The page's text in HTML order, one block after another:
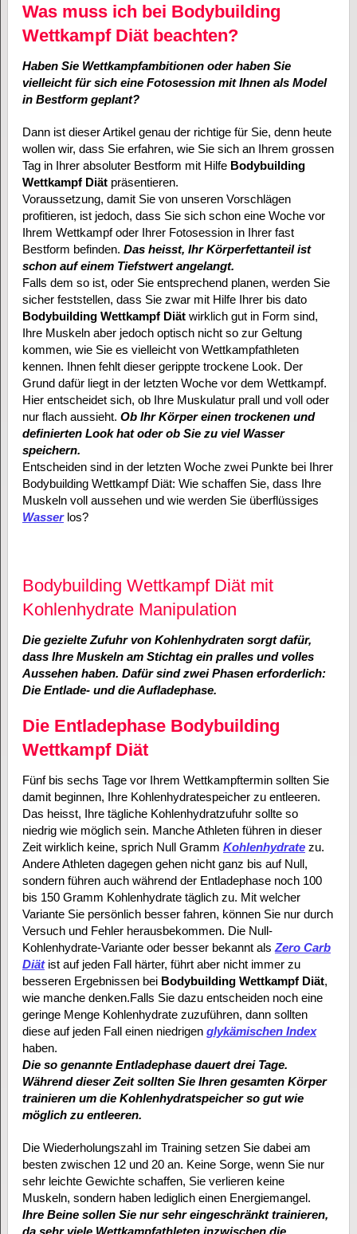
Was muss ich bei Bodybuilding
Wettkampf Diät beachten?
Haben Sie Wettkampfambitionen oder haben Sie
vielleicht für sich eine Fotosession mit Ihnen als Model
in Bestform geplant?
Dann ist dieser Artikel genau der richtige für Sie, denn heute
wollen wir, dass Sie erfahren, wie Sie sich an Ihrem grossen
Tag in Ihrer absoluter Bestform mit Hilfe Bodybuilding
Wettkampf Diätpräsentieren.
Voraussetzung, damit Sie von unseren Vorschlägen
profitieren, ist jedoch, dass Sie sich schon eine Woche vor
Ihrem Wettkampf oder Ihrer Fotosession in Ihrer fast
Bestform befinden. Das heisst, Ihr Körperfettanteil ist
schon auf einem Tiefstwert angelangt.
Falls dem so ist, oder Sie entsprechend planen, werden Sie
sicher feststellen, dass Sie zwar mit Hilfe Ihrer bis dato
Bodybuilding Wettkampf Diätwirklich gut in Form sind,
Ihre Muskeln aber jedoch optisch nicht so zur Geltung
kommen, wie Sie es vielleicht von Wettkampfathleten
kennen. Ihnen fehlt dieser gerippte trockene Look. Der
Grund dafür liegt in der letzten Woche vor dem Wettkampf.
Hier entscheidet sich, ob Ihre Muskulatur prall und voll oder
nur flach aussieht. Ob Ihr Körper einen trockenen und
definierten Look hat oder ob Sie zu viel Wasser
speichern.
Entscheiden sind in der letzten Woche zwei Punkte bei Ihrer
Bodybuilding Wettkampf Diät: Wie schaffen Sie, dass Ihre
Muskeln voll aussehen und wie werden Sie überflüssiges
Wasserlos?
Bodybuilding Wettkampf Diät mit
Kohlenhydrate Manipulation
Die gezielte Zufuhr von Kohlenhydraten sorgt dafür,
dass Ihre Muskeln am Stichtag ein pralles und volles
Aussehen haben. Dafür sind zwei Phasen erforderlich:
Die Entlade- und die Aufladephase.
Die Entladephase Bodybuilding
Wettkampf Diät
Fünf bis sechs Tage vor Ihrem Wettkampftermin sollten Sie
damit beginnen, Ihre Kohlenhydratespeicher zu entleeren.
Das heisst, Ihre tägliche Kohlenhydratzufuhr sollte so
niedrig wie möglich sein. Manche Athleten führen in dieser
Zeit wirklich keine, sprich Null Gramm Kohlenhydratezu.
Andere Athleten dagegen gehen nicht ganz bis auf Null,
sondern führen auch während der Entladephase noch 100
bis 150 Gramm Kohlenhydrate täglich zu. Mit welcher
Variante Sie persönlich besser fahren, können Sie nur durch
Versuch und Fehler herausbekommen. Die Null-
Kohlenhydrate-Variante oder besser bekannt als Zero Carb
Diätist auf jeden Fall härter, führt aber nicht immer zu
besseren Ergebnissen bei Bodybuilding Wettkampf Diät,
wie manche denken.Falls Sie dazu entscheiden noch eine
geringe Menge Kohlenhydrate zuzuführen, dann sollten
diese auf jeden Fall einen niedrigen glykämischen Index
haben.
Die so genannte Entladephase dauert drei Tage.
Während dieser Zeit sollten Sie Ihren gesamten Körper
trainieren um die Kohlenhydratspeicher so gut wie
möglich zu entleeren.
Die Wiederholungszahl im Training setzen Sie dabei am
besten zwischen 12 und 20 an. Keine Sorge, wenn Sie nur
sehr leichte Gewichte schaffen, Sie verlieren keine
Muskeln, sondern haben lediglich einen Energiemangel.
Ihre Beine sollen Sie nur sehr eingeschränkt trainieren,
da sehr viele Wettkampfathleten inzwischen die